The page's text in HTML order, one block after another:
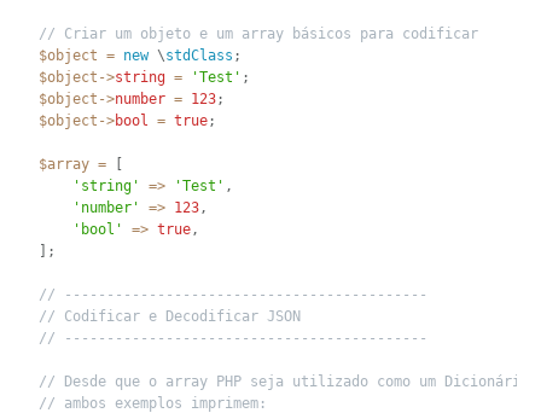
// Criar um objeto e um array básicos para codificar
$object = new \stdClass ;
$object ->string = 'Test' ;
$object ->number = 123;
$object ->bool = true;
$array =
'string'
=> 'Test' ,
'number'
=> 123,
'bool'
=> true,
;
// -------------------------------------------
// Codificar e Decodificar JSON
// -------------------------------------------
// Desde que o array PHP seja utilizado como um Dicionário
// ambos exemplos imprimem: